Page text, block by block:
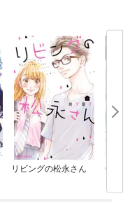
リビングの松永さん 60